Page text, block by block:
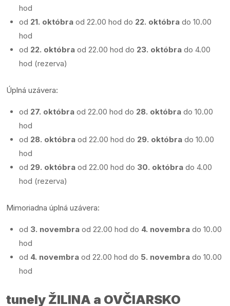
hod
od 21. októbra od 22.00 hod do 22. októbra do 10.00
hod
od 22. októbra od 22.00 hod do 23. októbra do 4.00
hod (rezerva)
Úplná uzávera:
od 27. októbra od 22.00 hod do 28. októbra do 10.00
hod
od 28. októbra od 22.00 hod do 29. októbra do 10.00
hod
od 29. októbra od 22.00 hod do 30. októbra do 4.00
hod (rezerva)
Mimoriadna úplná uzávera:
od 3. novembra od 22.00 hod do 4. novembra do 10.00
hod
od 4. novembra od 22.00 hod do 5. novembra do 10.00
hod
tunely ŽILINA a OVČIARSKO